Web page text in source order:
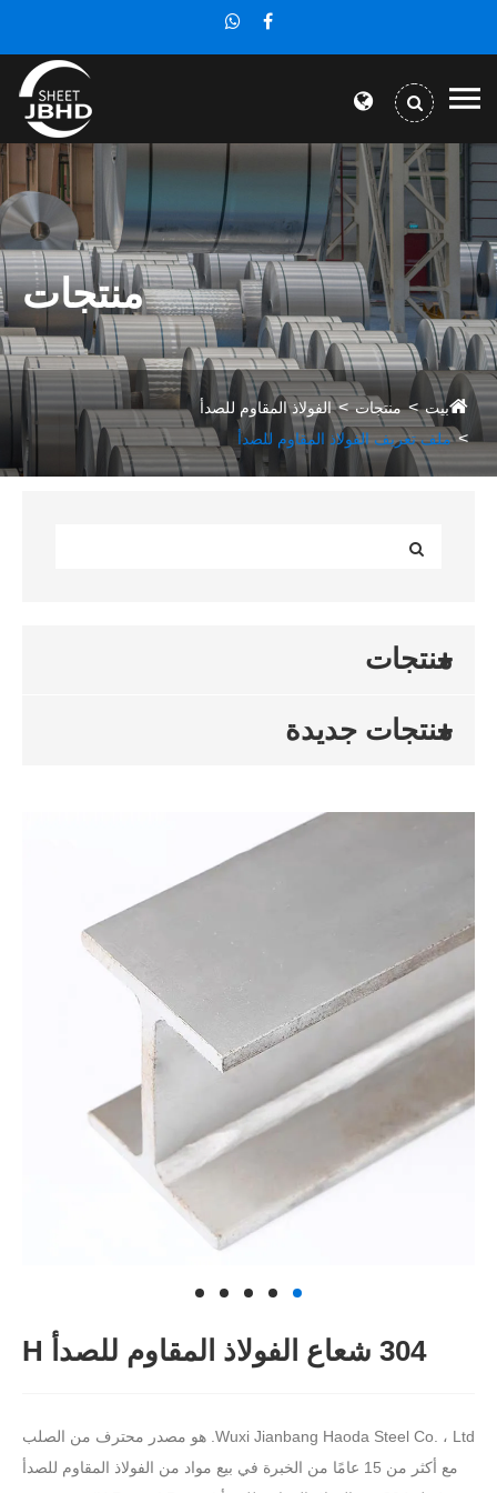
منتجات
بيت منتجات
الفولاذ المقاوم للصدأ
ملف تعريف الفولاذ المقاوم للصدأ
منتجات
منتجات جديدة
304 شعاع الفولاذ المقاوم للصدأ H
Wuxi Jianbang Haoda Steel Co. ، Ltd. هو مصدر محترف من الصلب
مع أكثر من 15 عامًا من الخبرة في بيع مواد من الفولاذ المقاوم للصدأ